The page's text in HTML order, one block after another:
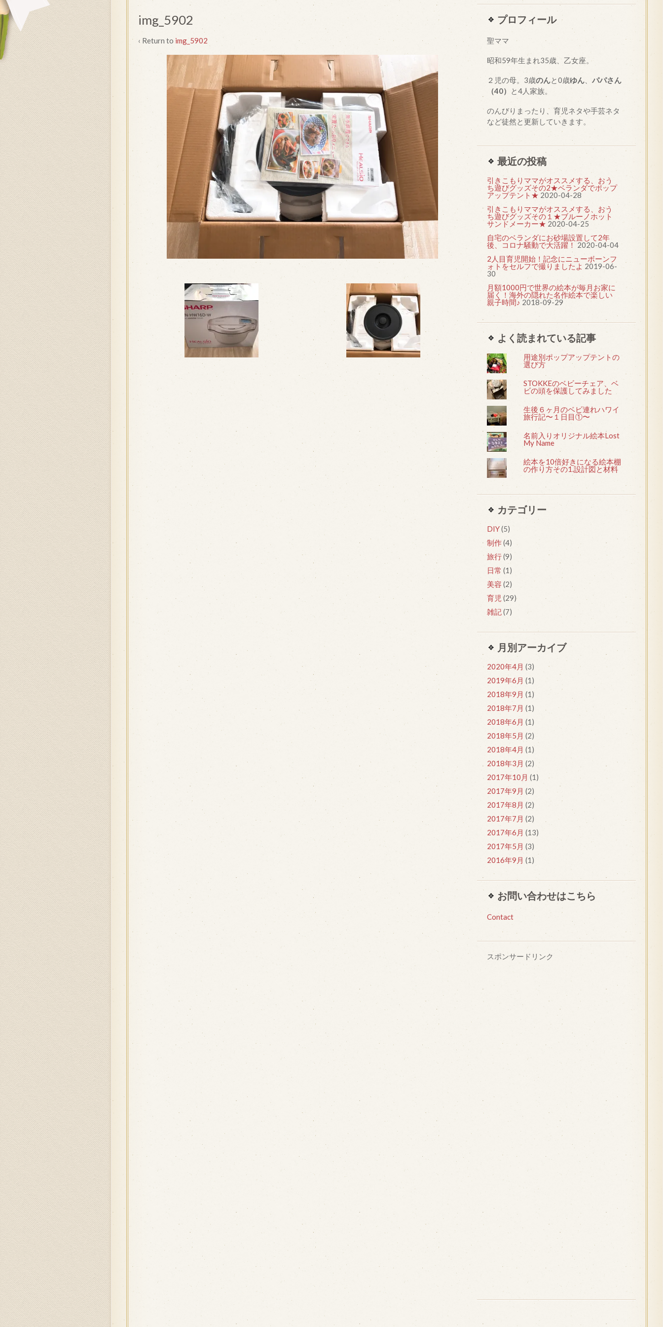
img_5902
‹ Return to img_5902
プロフィール
聖ママ
昭和59年生まれ35歳、乙女座。
２児の母。3歳のんと0歳ゆん、 パパさん
（40）
と4人家族。
のんびりまったり、育児ネタや手芸ネタ
など徒然と更新していきます。
最近の投稿
引きこもりママがオススメする、おう
ち遊びグッズその2★ベランダでポップ
アップテント★ 2020-04-28
引きこもりママがオススメする、おう
ち遊びグッズその１★ブルーノホット
サンドメーカー★ 2020-04-25
自宅のベランダにお砂場設置して2年
後、コロナ騒動で大活躍！ 2020-04-04
2人目育児開始！記念にニューボーンフ
ォトをセルフで撮りましたよ 2019-06-
30
月額1000円で世界の絵本が毎月お家に
届く！海外の隠れた名作絵本で楽しい
親子時間♪ 2018-09-29
よく読まれている記事
用途別ポップアップテントの
選び方
STOKKEのベビーチェア、ベ
ビの頭を保護してみました
生後６ヶ月のベビ連れハワイ
旅行記〜１日目①〜
名前入りオリジナル絵本Lost
My Name
絵本を10倍好きになる絵本棚
の作り方その1.設計図と材料
カテゴリー
DIY(5)
制作(4)
旅行(9)
日常 (1)
美容 (2)
育児(29)
雑記(7)
月別アーカイブ
2020年4月 (3)
2019年6月 (1)
2018年9月 (1)
2018年7月 (1)
2018年6月 (1)
2018年5月 (2)
2018年4月 (1)
2018年3月 (2)
2017年10月 (1)
2017年9月 (2)
2017年8月 (2)
2017年7月 (2)
2017年6月 (13)
2017年5月 (3)
2016年9月 (1)
お問い合わせはこちら
Contact
スポンサードリンク